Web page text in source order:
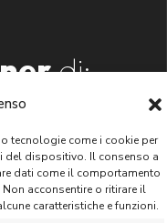
tecnologie come i cookie per
del dispositivo. Il consenso a
dati come il comportamento
acconsentire o ritirare il
caratteristiche e funzioni.
di:
S.r.l.